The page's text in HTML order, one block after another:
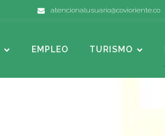
atencionalusuario@covioriente.co
EMPLEO TURISMO